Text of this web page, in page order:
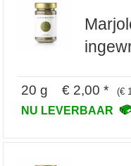
20 g € 2,00 * (€
NU LEVERBAAR